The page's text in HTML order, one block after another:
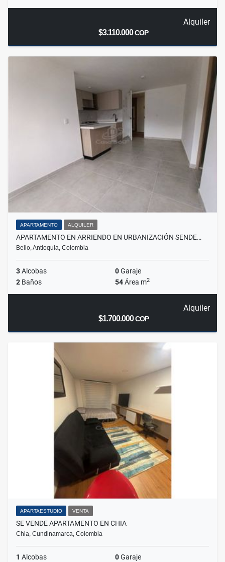
Alquiler
$3.110.000COP
APARTAMENTO ALQUILER
APARTAMENTO EN ARRIENDO EN URBANIZACIÓN SENDE…
Bello, Antioquia, Colombia
3Alcobas 0Garaje
2 Baños 54Área m2
Alquiler
$1.700.000COP
APARTAESTUDIO VENTA
SE VENDE APARTAMENTO EN CHIA
Chia, Cundinamarca, Colombia
1 Alcobas 0Garaje